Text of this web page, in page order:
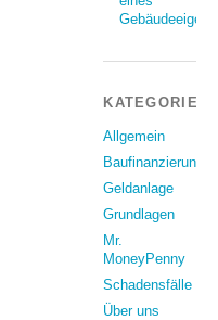
KATEGORIEN
Allgemein
Baufinanzierung
Geldanlage
Grundlagen
Mr.
MoneyPenny
Schadensfälle
Über uns